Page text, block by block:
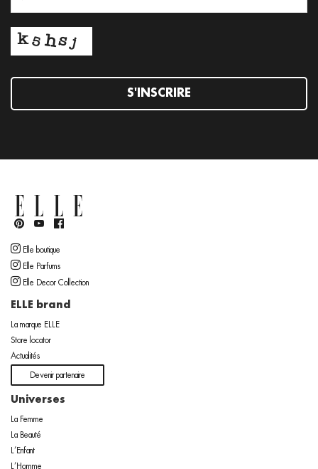
S'INSCRIRE
Elle boutique
Elle Parfums
Elle Decor Collection
ELLE brand
La marque ELLE
Store locator
Actualités
Devenir partenaire
Universes
La Femme
La Beauté
L’Enfant
L’Homme